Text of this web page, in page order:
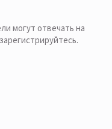
могут отвечать на
.